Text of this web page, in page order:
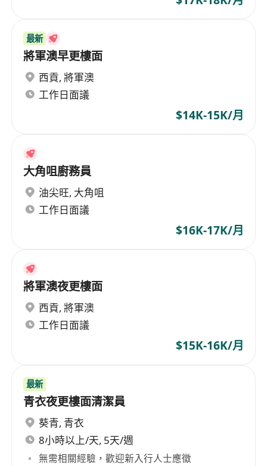
最新
將軍澳早更樓面
西貢, 將軍澳
工作日面議
$14K-15K/月
大角咀廚務員
油尖旺, 大角咀
工作日面議
$16K-17K/月
將軍澳夜更樓面
西貢, 將軍澳
工作日面議
$15K-16K/月
最新
青衣夜更樓面清潔員
葵青, 青衣
8小時以上/天, 5天/週
無需相關經驗，歡迎新入行人士應徵